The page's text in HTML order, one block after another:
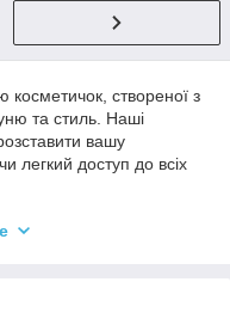
створеної з
та стиль. Наші
вашу
легкий доступ до всіх
пензлів та